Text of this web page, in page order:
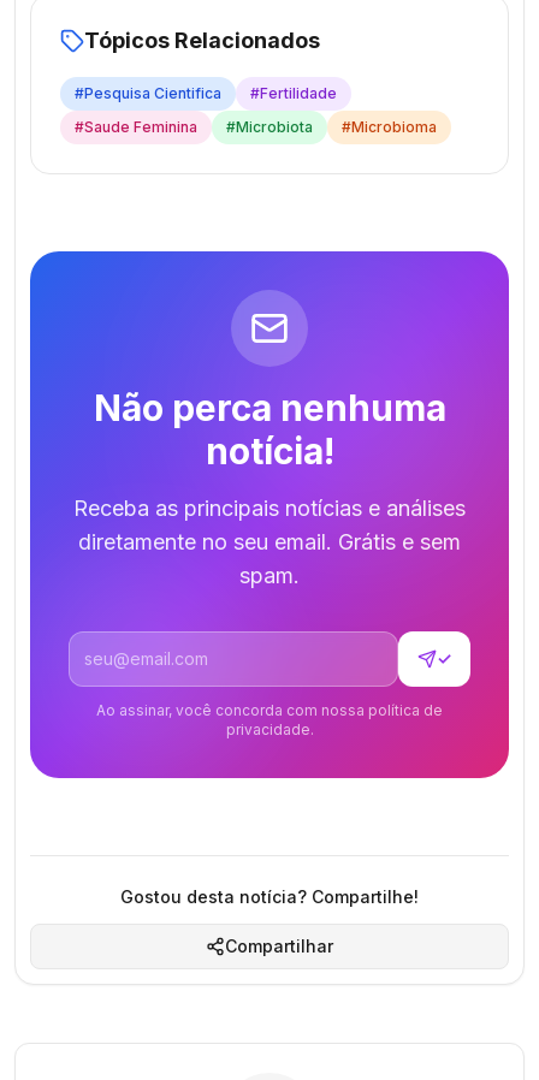
Tópicos Relacionados
#Pesquisa Cientifica #Fertilidade
#Saude Feminina #Microbiota #Microbioma
Não perca nenhuma
notícia!
Receba as principais notícias e análises
diretamente no seu email. Grátis e sem
spam.
Endereço de email
✓
Ao assinar, você concorda com nossa política de
privacidade.
Gostou desta notícia? Compartilhe!
Compartilhar